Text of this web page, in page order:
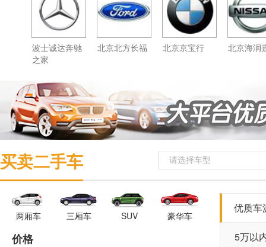
波士诚达奔驰
之家
北京北方长福 北京京宝行 北京海润
买卖二手车 请选择车型
两厢车 三厢车 SUV 豪华车
价格
优质车
5万以